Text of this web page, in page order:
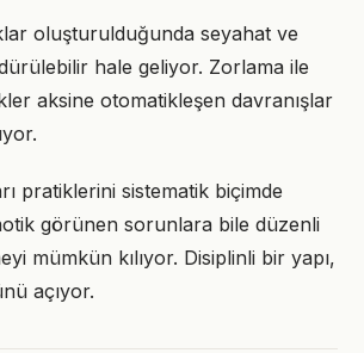
oluşturulduğunda seyahat ve
hale geliyor. Zorlama ile
aksine otomatikleşen davranışlar
pratiklerini sistematik biçimde
görünen sorunlara bile düzenli
mümkün kılıyor. Disiplinli bir yapı,
açıyor.